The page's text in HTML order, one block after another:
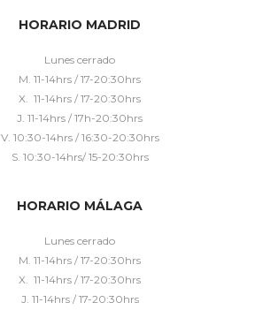
HORARIO MADRID
Lunes cerrado
M. 11-14hrs / 17-20:30hrs
X. 11-14hrs / 17-20:30hrs
J. 11-14hrs / 17h-20:30hrs
V. 10:30-14hrs / 16:30-20:30hrs
S. 10:30-14hrs/ 15-20:30hrs
HORARIO MÁLAGA
Lunes cerrado
M. 11-14hrs / 17-20:30hrs
X. 11-14hrs / 17-20:30hrs
J. 11-14hrs / 17-20:30hrs